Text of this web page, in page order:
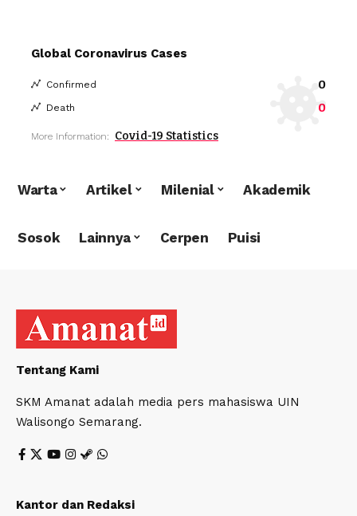
Global Coronavirus Cases
Confirmed 0
Death 0
More Information: Covid-19 Statistics
Warta Artikel Milenial Akademik
Sosok Lainnya Cerpen Puisi
Tentang Kami
SKM Amanat adalah media pers mahasiswa UIN
Walisongo Semarang.
Kantor dan Redaksi